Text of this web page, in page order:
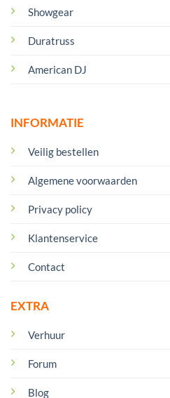
Showgear
Duratruss
American DJ
INFORMATIE
Veilig bestellen
Algemene voorwaarden
Privacy policy
Klantenservice
Contact
EXTRA
Verhuur
Forum
Blog